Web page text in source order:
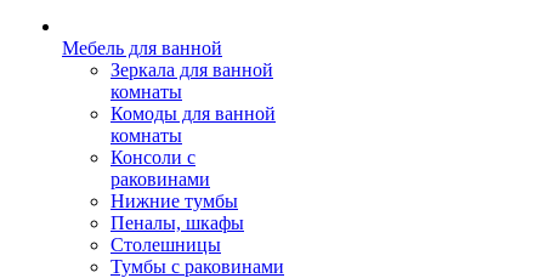
Мебель для ванной
Зеркала для ванной
комнаты
Комоды для ванной
комнаты
Консоли с
раковинами
Нижние тумбы
Пеналы, шкафы
Столешницы
Тумбы с раковинами